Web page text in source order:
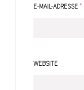
E-MAIL-ADRESSE *
WEBSITE